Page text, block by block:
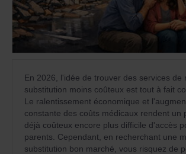
En 2026, l'idée de trouver des services de
substitution moins coûteux est tout à fait
Le ralentissement économique et
constante des coûts médicaux rendent un
déjà coûteux encore plus difficile d'accès
parents. Cependant, en recherchant une
substitution bon marché, vous risquez de